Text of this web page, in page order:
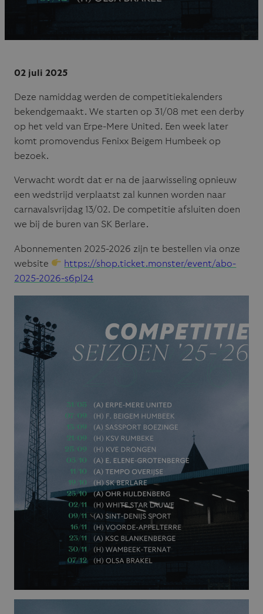
02 juli 2025
Deze namiddag werden de competitiekalenders
bekendgemaakt. We starten op 31/08 met een derby
op het veld van Erpe-Mere United. Een week later
komt promovendus Fenixx Beigem Humbeek op
bezoek.
Verwacht wordt dat er na de jaarwisseling opnieuw
een wedstrijd verplaatst zal kunnen worden naar
carnavalsvrijdag 13/02. De competitie afsluiten doen
we bij de buren van SK Berlare.
Abonnementen 2025-2026 zijn te bestellen via onze
website
https://shop.ticket.monster/event/abo-
2025-2026-s6pl24